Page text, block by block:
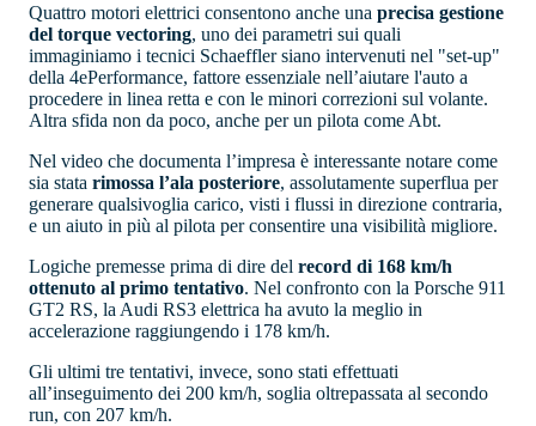
Quattro motori elettrici consentono anche una precisa gestione
del torque vectoring, uno dei parametri sui quali
immaginiamo i tecnici Schaeffler siano intervenuti nel "set-up"
della 4ePerformance, fattore essenziale nell’aiutare l'auto a
procedere in linea retta e con le minori correzioni sul volante.
Altra sfida non da poco, anche per un pilota come Abt.
Nel video che documenta l’impresa è interessante notare come
sia stata rimossa l’ala posteriore, assolutamente superflua per
generare qualsivoglia carico, visti i flussi in direzione contraria,
e un aiuto in più al pilota per consentire una visibilità migliore.
Logiche premesse prima di dire del record di 168 km/h
ottenuto al primo tentativo. Nel confronto con la Porsche 911
GT2 RS, la Audi RS3 elettrica ha avuto la meglio in
accelerazione raggiungendo i 178 km/h.
Gli ultimi tre tentativi, invece, sono stati effettuati
all’inseguimento dei 200 km/h, soglia oltrepassata al secondo
run, con 207 km/h.